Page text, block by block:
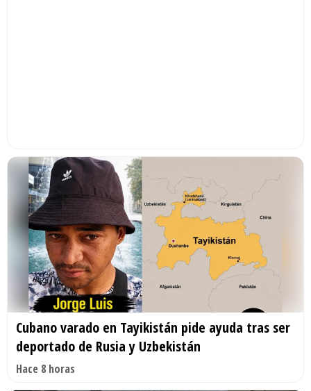
Cubano varado en Tayikistán pide ayuda tras ser
deportado de Rusia y Uzbekistán
Hace 8 horas